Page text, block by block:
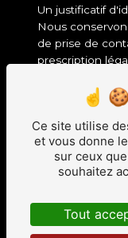
Un justificatif
Nous
de prise de
prescription
gestion des
inscrire sur la
téléphonique,
Bloctel.gouv.fr.
d’informations
Ce site utilise
et vous donne
sur ceux
souhaitez
Tout